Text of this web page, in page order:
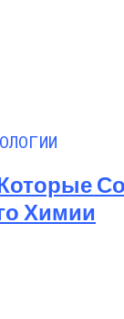
Химии